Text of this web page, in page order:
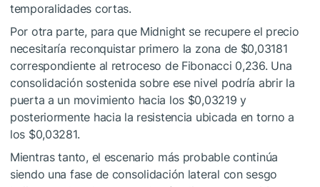
temporalidades cortas.
Por otra parte, para que Midnight se recupere el precio
necesitaría reconquistar primero la zona de $0,03181
correspondiente al retroceso de Fibonacci 0,236. Una
consolidación sostenida sobre ese nivel podría abrir la
puerta a un movimiento hacia los $0,03219 y
posteriormente hacia la resistencia ubicada en torno a
los $0,03281.
Mientras tanto, el escenario más probable continúa
siendo una fase de consolidación lateral con sesgo